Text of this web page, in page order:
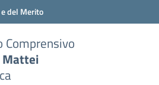
del Merito
Comprensivo
Mattei